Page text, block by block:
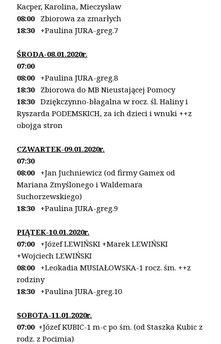
Kacper,Karolina, Mieczysław
08:00 Zbiorowa za zmarłych
18:30 +Paulina JURA-greg.7
ŚRODA-08.01.2020r.
07:00
08:00+Paulina JURA-greg.8
18:30 Zbiorowa do MB Nieustającej Pomocy
18:30Dziękczynno-błagalna w rocz. śl. Haliny i
RyszardaPODEMSKICH, za ich dzieci i wnuki ++z
obojga stron
CZWARTEK-09.01.2020r.
07:30
08:00+Jan Juchniewicz (od firmy Gamex od
Mariana Zmyślonego i Waldemara
Suchorzewskiego)
18:30 +Paulina JURA-greg.9
PIĄTEK-10.01.2020r.
07:00+Józef LEWIŃSKI +Marek LEWIŃSKI
+Wojciech LEWIŃSKI
08:00 +Leokadia MUSIAŁOWSKA-1 rocz. śm. ++z
rodziny
18:30 +Paulina JURA-greg.10
SOBOTA-11.01.2020r.
07:00+Józef KUBIC-1 m-c po śm. (od Staszka Kubic z
rodz. z Pocimia)